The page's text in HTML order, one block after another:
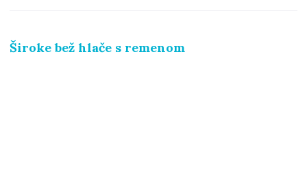
Široke bež hlače s remenom